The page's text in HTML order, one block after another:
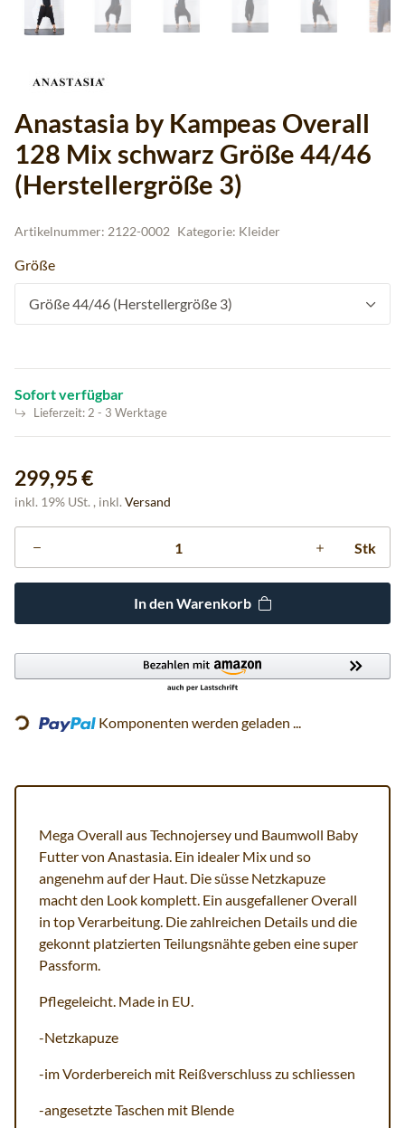
Anastasia by Kampeas Overall
128 Mix schwarz Größe 44/46
(Herstellergröße 3)
Artikelnummer: 2122-0002 Kategorie: Kleider
Größe
Größe 44/46 (Herstellergröße 3)
Sofort verfügbar
Lieferzeit: 2 - 3 Werktage
299,95 €
inkl. 19% USt. , inkl. Versand
Stk
In den Warenkorb
Loading... Komponenten werden geladen ...
Mega Overall aus Technojersey und Baumwoll Baby
Futter von Anastasia. Ein idealer Mix und so
angenehm auf der Haut. Die süsse Netzkapuze
macht den Look komplett. Ein ausgefallener Overall
in top Verarbeitung. Die zahlreichen Details und die
gekonnt platzierten Teilungsnähte geben eine super
Passform.
Pflegeleicht. Made in EU.
-Netzkapuze
-im Vorderbereich mit Reißverschluss zu schliessen
-angesetzte Taschen mit Blende